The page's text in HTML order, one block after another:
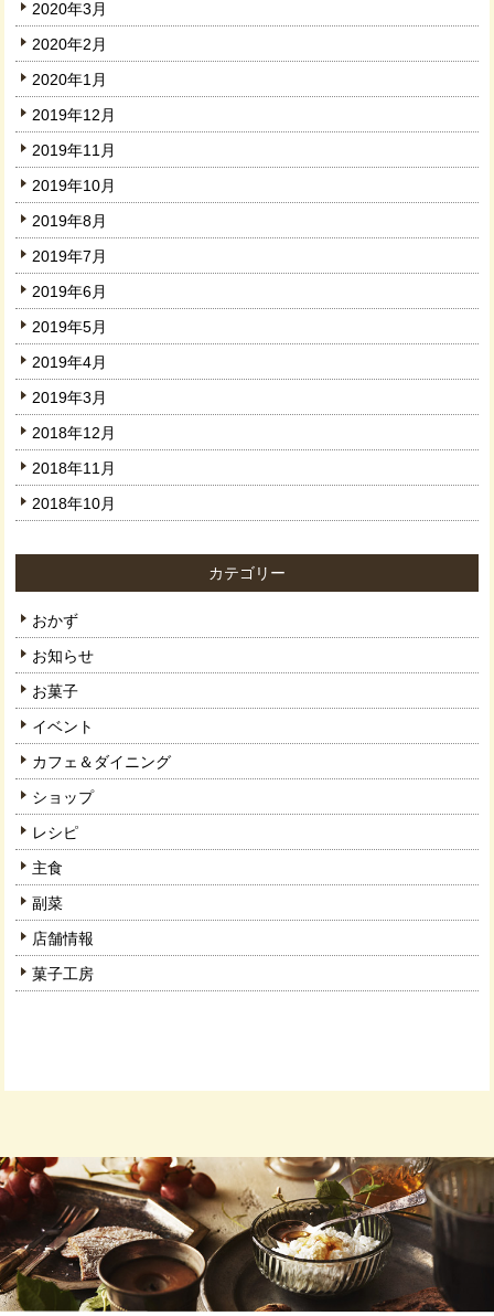
2020年3月
2020年2月
2020年1月
2019年12月
2019年11月
2019年10月
2019年8月
2019年7月
2019年6月
2019年5月
2019年4月
2019年3月
2018年12月
2018年11月
2018年10月
カテゴリー
おかず
お知らせ
お菓子
イベント
カフェ＆ダイニング
ショップ
レシピ
主食
副菜
店舗情報
菓子工房